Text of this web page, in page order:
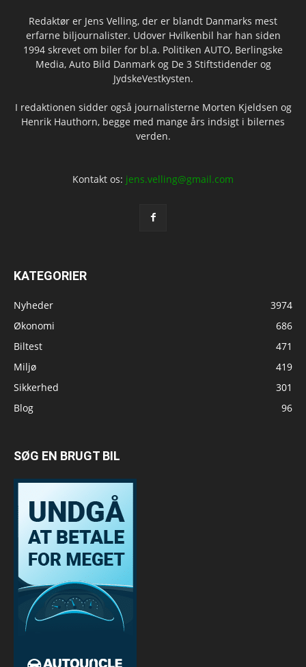
Redaktør er Jens Velling, der er blandt Danmarks mest
erfarne biljournalister. Udover Hvilkenbil har han siden
1994 skrevet om biler for bl.a. Politiken AUTO, Berlingske
Media, Auto Bild Danmark og De 3 Stiftstidender og
JydskeVestkysten.
I redaktionen sidder også journalisterne Morten Kjeldsen og
Henrik Hauthorn, begge med mange års indsigt i bilernes
verden.
Kontakt os: jens.velling@gmail.com
KATEGORIER
Nyheder
3974
Økonomi
686
Biltest
471
Miljø
419
Sikkerhed
301
Blog
96
SØG EN BRUGT BIL